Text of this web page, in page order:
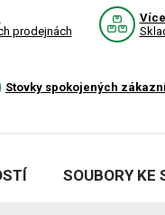
prodejnách
Stovky spokojených
SOUBORY KE